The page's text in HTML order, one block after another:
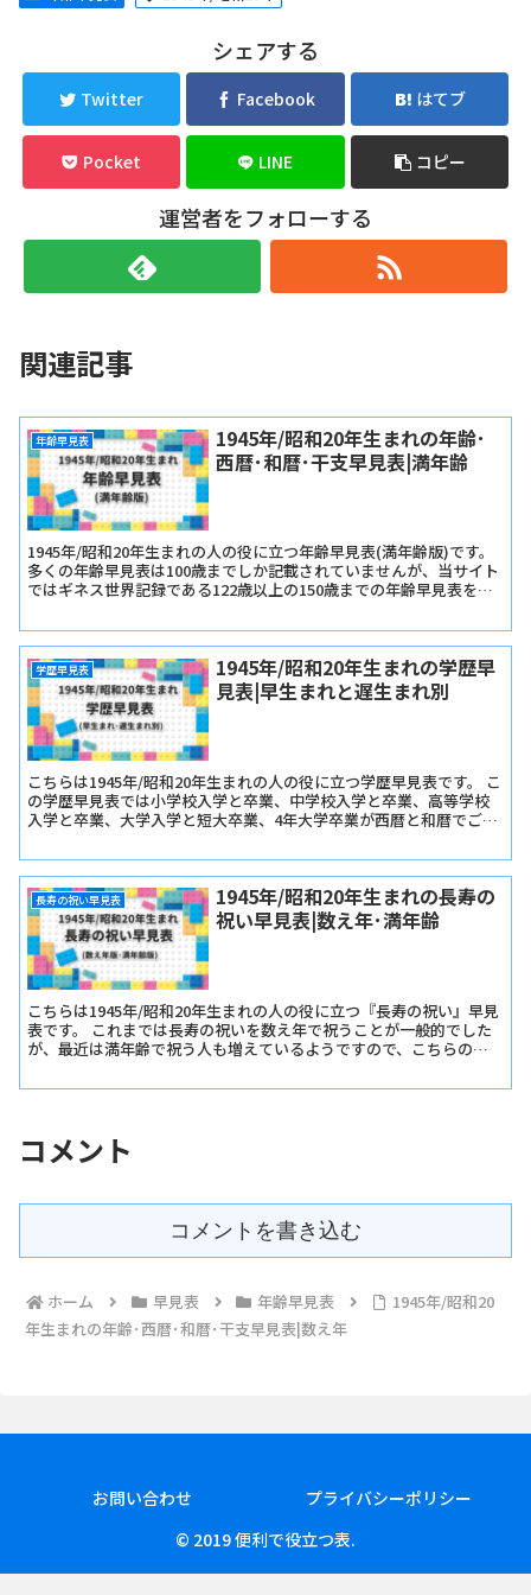
シェアする
Twitter Facebook はてブ
Pocket LINE コピー
運営者をフォローする
関連記事
年齢早見表
1945年/昭和20年生まれの年齢･
西暦･和暦･干支早見表|満年齢
1945年/昭和20年生まれの人の役に立つ年齢早見表(満年齢版)です。
多くの年齢早見表は100歳までしか記載されていませんが、当サイト
ではギネス世界記録である122歳以上の150歳までの年齢早見表を記
学歴早見表
1945年/昭和20年生まれの学歴早
見表|早生まれと遅生まれ別
こちらは1945年/昭和20年生まれの人の役に立つ学歴早見表です。 こ
の学歴早見表では小学校入学と卒業、中学校入学と卒業、高等学校
入学と卒業、大学入学と短大卒業、4年大学卒業が西暦と和暦でご確
長寿の祝い早見表
1945年/昭和20年生まれの長寿の
祝い早見表|数え年･満年齢
こちらは1945年/昭和20年生まれの人の役に立つ『長寿の祝い』早見
表です。 これまでは長寿の祝いを数え年で祝うことが一般的でした
が、最近は満年齢で祝う人も増えているようですので、こちらの早
年齢版』をご用意しました。
コメント
コメントを書き込む
ホーム 早見表 年齢早見表
1945年/昭和20
年生まれの年齢･西暦･和暦･干支早見表|数え年
お問い合わせ
プライバシーポリシー
© 2019 便利で役立つ表.